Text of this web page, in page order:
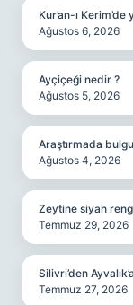
Kur’an-ı
Ağustos 6, 2026
Ayçiçeği nedir ?
Ağustos 5, 2026
Araştırmada
Ağustos 4, 2026
Zeytine siyah
Temmuz 29, 2026
Silivri’den
Temmuz 27, 2026